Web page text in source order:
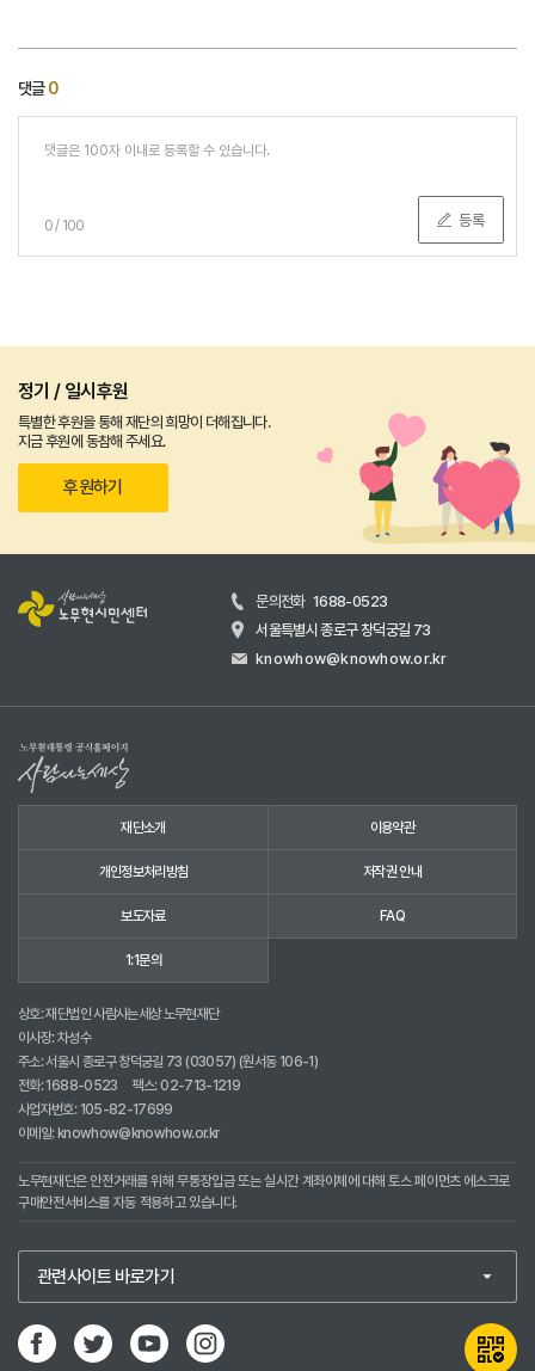
댓글0
0/ 100 등록
정기 / 일시후원
특별한 후원을 통해 재단의 희망이 더해집니다.
지금 후원에 동참해 주세요.
후원하기
문의전화 1688-0523
서울특별시 종로구 창덕궁길 73
knowhow@knowhow.or.kr
재단소개 이용약관
개인정보처리방침 저작권 안내
보도자료 FAQ
1:1문의
상호: 재단법인 사람사는세상 노무현재단
이사장: 차성수
주소: 서울시 종로구 창덕궁길 73 (03057) (원서동 106-1)
전화:1688-0523
팩스: 02-713-1219
사업자번호: 105-82-17699
이메일:knowhow@knowhow.or.kr
노무현재단은 안전거래를 위해 무통장입금 또는 실시간 계좌이체에 대해 토스 페이먼츠 에스크로
구매안전서비스를 자동 적용하고 있습니다.